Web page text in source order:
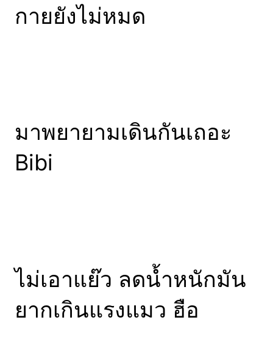
กายยังไม่หมด
มาพยายามเดินกันเถอะ
Bibi
ไม่เอาแย๊ว ลดน้ำหนักมัน
ยากเกินแรงแมว ฮือ